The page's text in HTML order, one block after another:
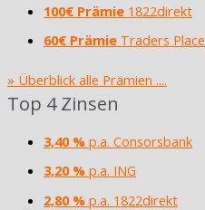
100€ Prämie 1822direkt
60€ Prämie Traders Place
» Überblick alle Prämien ....
Top 4 Zinsen
3,40 % p.a. Consorsbank
3,20 % p.a. ING
2,80 % p.a. 1822direkt